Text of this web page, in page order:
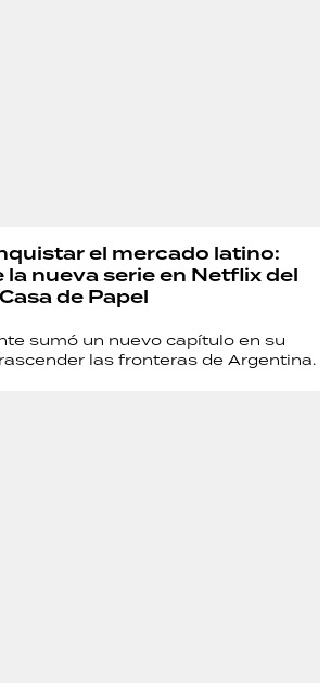
el mercado latino:
nueva serie en Netflix del
de Papel
sumó un nuevo capítulo en su
las fronteras de Argentina.